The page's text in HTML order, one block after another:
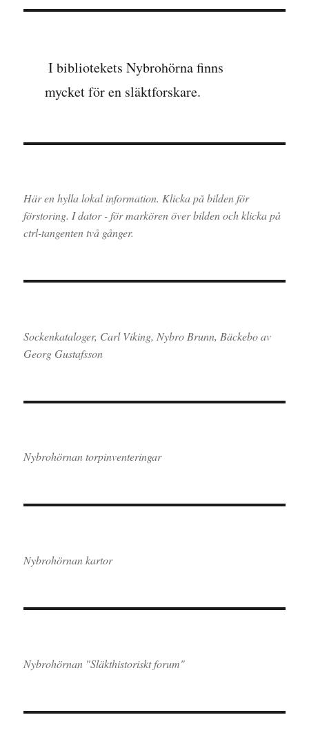
I bibliotekets Nybrohörna finns
mycket för en släktforskare.
Här en hylla lokal information. Klicka på bilden för
förstoring. I dator - för markören över bilden och klicka på
ctrl-tangenten två gånger.
Sockenkataloger, Carl Viking, Nybro Brunn, Bäckebo av
Georg Gustafsson
Nybrohörnan torpinventeringar
Nybrohörnan kartor
Nybrohörnan "Släkthistoriskt forum"